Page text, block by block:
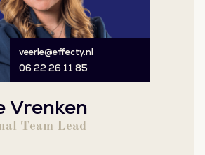
veerle@effecty.nl
06 22 26 11 85
Vrenken
Team Lead